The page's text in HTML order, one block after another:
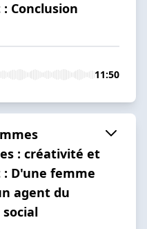
Conclusion
11:50
: créativité et
D'une femme
agent du